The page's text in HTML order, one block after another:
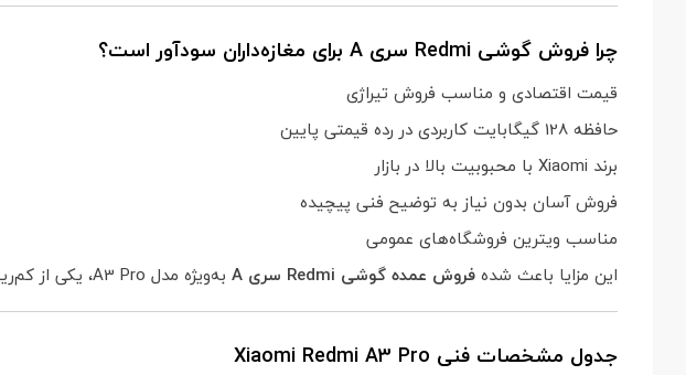
چرا فروش گوشی Redmi سری A برای مغازه‌داران سودآور است؟
قیمت اقتصادی و مناسب فروش تیراژی
حافظه 128 گیگابایت کاربردی در رده قیمتی پایین
برند Xiaomi با محبوبیت بالا در بازار
فروش آسان بدون نیاز به توضیح فنی پیچیده
مناسب ویترین فروشگاه‌های عمومی
این مزایا باعث شدهفروش عمده گوشی Redmi سری A به‌ویژه مدل A3 Pro، یکی از کم‌ریسک‌ترین گزینه‌ها برای فروشندگان موبایل باشد.
جدول مشخصات فنی Xiaomi Redmi A3 Pro